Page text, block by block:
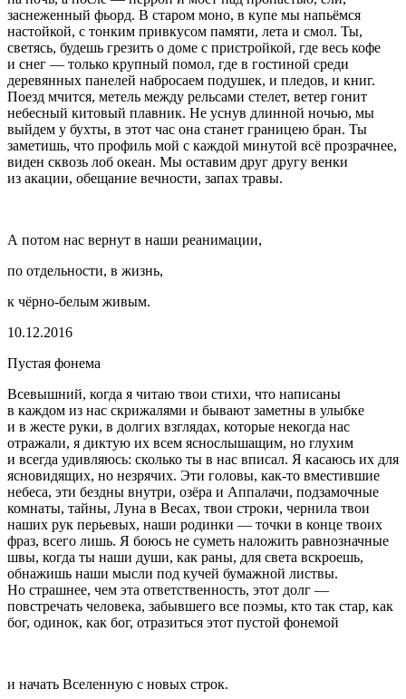
заснеженный фьорд. В старом моно, в купе мы напьёмся
настойкой, с тонким привкусом памяти, лета и смол. Ты,
светясь, будешь грезить о доме с пристройкой, где весь кофе
и снег — только крупный помол, где в гостиной среди
деревянных панелей набросаем подушек, и пледов, и книг.
Поезд мчится, метель между рельсами стелет, ветер гонит
небесный китовый плавник. Не уснув длинной ночью, мы
выйдем у бухты, в этот час она станет границею бран. Ты
заметишь, что профиль мой с каждой минутой всё прозрачнее,
виден сквозь лоб океан. Мы оставим друг другу венки
из акации, обещание вечности, запах травы.
А потом нас вернут в наши реанимации,
по отдельности, в жизнь,
к чёрно-белым живым.
10.12.2016
Пустая фонема
Всевышний, когда я читаю твои стихи, что написаны
в каждом из нас скрижалями и бывают заметны в улыбке
и в жесте руки, в долгих взглядах, которые некогда нас
отражали, я диктую их всем яснослышащим, но глухим
и всегда удивляюсь: сколько ты в нас вписал. Я касаюсь их для
ясновидящих, но незрячих. Эти головы, как-то вместившие
небеса, эти бездны внутри, озёра и Аппалачи, подзамочные
комнаты, тайны, Луна в Весах, твои строки, чернила твои
наших рук перьевых, наши родинки — точки в конце твоих
фраз, всего лишь. Я боюсь не суметь наложить равнозначные
швы, когда ты наши души, как раны, для света вскроешь,
обнажишь наши мысли под кучей бумажной листвы.
Но страшнее, чем эта ответственность, этот долг —
повстречать человека, забывшего все поэмы, кто так стар, как
бог, одинок, как бог, отразиться этот пустой фонемой
и начать Вселенную с новых строк.